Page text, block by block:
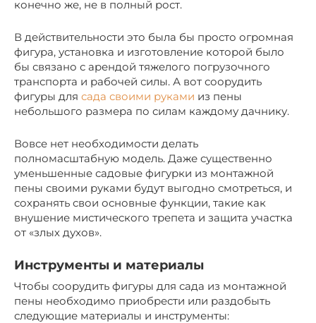
конечно же, не в полный рост.
В действительности это была бы просто огромная
фигура, установка и изготовление которой было
бы связано с арендой тяжелого погрузочного
транспорта и рабочей силы. А вот соорудить
фигуры для сада своими руками из пены
небольшого размера по силам каждому дачнику.
Вовсе нет необходимости делать
полномасштабную модель. Даже существенно
уменьшенные садовые фигурки из монтажной
пены своими руками будут выгодно смотреться, и
сохранять свои основные функции, такие как
внушение мистического трепета и защита участка
от «злых духов».
Инструменты и материалы
Чтобы соорудить фигуры для сада из монтажной
пены необходимо приобрести или раздобыть
следующие материалы и инструменты: